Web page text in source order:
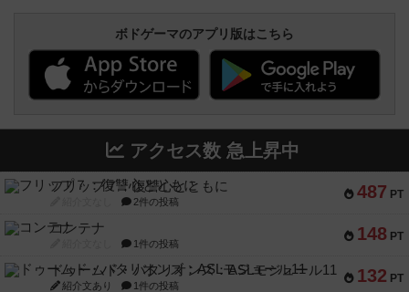
ボドゲーマのアプリ版はこちら
アクセス数 急上昇中
487 PT
フリップ７：復讐心とともに
2件の投稿
148 PT
コンテナ
1件の投稿
132 PT
ドゥームド・バタリオンズ：ASLモジュール11
紹介文あり 1件の投稿